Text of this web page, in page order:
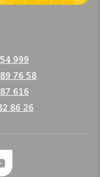
999
76 58
616
86 26